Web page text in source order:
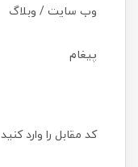
وب سایت / وبلاگ
پیغام
کد مقابل را وارد کنید